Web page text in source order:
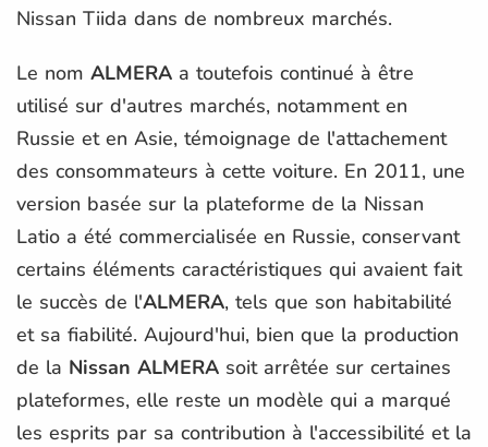
Nissan Tiida dans de nombreux marchés.
Le nom ALMERA a toutefois continué à être
utilisé sur d'autres marchés, notamment en
Russie et en Asie, témoignage de l'attachement
des consommateurs à cette voiture. En 2011, une
version basée sur la plateforme de la Nissan
Latio a été commercialisée en Russie, conservant
certains éléments caractéristiques qui avaient fait
le succès de l'ALMERA, tels que son habitabilité
et sa fiabilité. Aujourd'hui, bien que la production
de la Nissan ALMERA soit arrêtée sur certaines
plateformes, elle reste un modèle qui a marqué
les esprits par sa contribution à l'accessibilité et la